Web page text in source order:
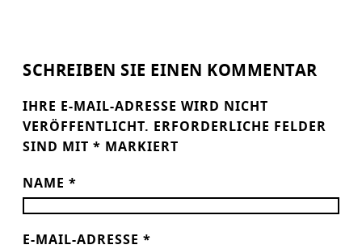
SCHREIBEN SIE EINEN KOMMENTAR
IHRE E-MAIL-ADRESSE WIRD NICHT
VERÖFFENTLICHT.
ERFORDERLICHE FELDER
SIND MIT * MARKIERT
NAME *
E-MAIL-ADRESSE *